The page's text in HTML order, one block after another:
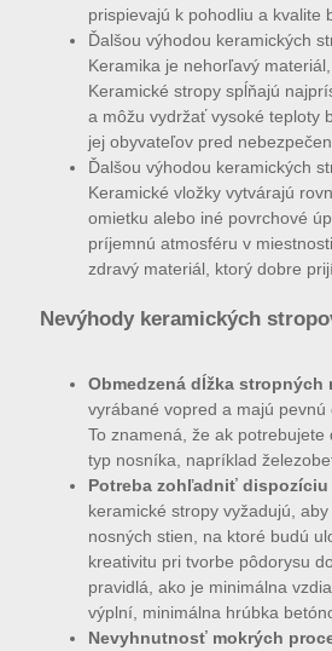
prispievajú k pohodliu a kvalite
Ďalšou výhodou keramických
Keramika je nehorľavý
Keramické stropy spĺňajú
a môžu vydržať vysoké teploty
jej obyvateľov pred
Ďalšou výhodou keramických
Keramické vložky vytvárajú
omietku alebo iné povrchové
príjemnú atmosféru v
zdravý materiál, ktorý dobre
Nevýhody keramických
Obmedzená dĺžka stropných
vyrábané vopred a majú
To znamená, že ak
typ nosníka, napríklad
Potreba zohľadniť
keramické stropy vyžadujú,
nosných stien, na ktoré budú
kreativitu pri tvorbe pôdorysu
pravidlá, ako je minimálna
výplní, minimálna hrúbka
Nevyhnutnosť mokrých